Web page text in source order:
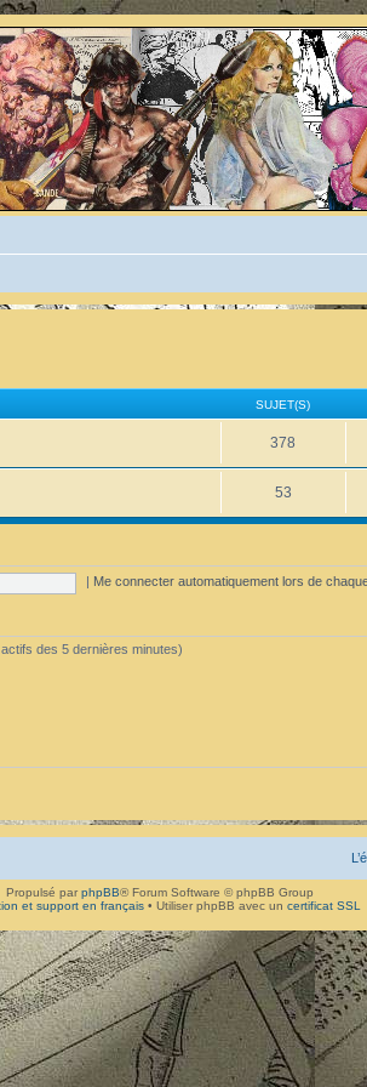
SUJET(S)
378
53
Me connecter automatiquement lors de
des 5 dernières minutes)
Propulsé par phpBB® Forum Software © phpBB Group
et support en français • Utiliser phpBB avec un certificat SSL